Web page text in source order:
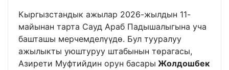
Кыргызстандык ажылар 2026-жылдын 11-
майынан тарта Сауд Араб Падышалыгына уча
башташы мерчемделүүдө. Бул тууралуу
ажылыкты уюштуруу штабынын төрагасы,
Азирети Муфтийдин орун басары Жолдошбек